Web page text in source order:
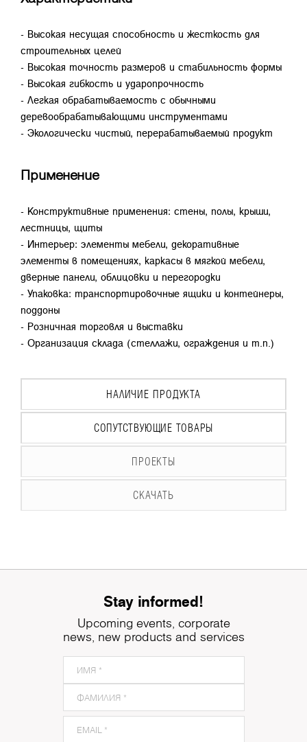
- Высокая несущая способность и жесткость для
строительных целей
- Высокая точность размеров и стабильность формы
- Высокая гибкость и ударопрочность
- Легкая обрабатываемость с обычными
деревообрабатывающими инструментами
- Экологически чистый, перерабатываемый продукт
Применение
- Конструктивные применения: стены, полы, крыши,
лестницы, щиты
- Интерьер: элементы мебели, декоративные
элементы в помещениях, каркасы в мягкой мебели,
дверные панели, облицовки и перегородки
- Упаковка: транспортировочные ящики и контейнеры,
поддоны
- Розничная торговля и выставки
- Организация склада (стеллажи, ограждения и т.п.)
НАЛИЧИЕ ПРОДУКТА
СОПУТСТВУЮЩИЕ ТОВАРЫ
ПРОЕКТЫ
СКАЧАТЬ
Stay informed!
Upcoming events, corporate
news, new products and services